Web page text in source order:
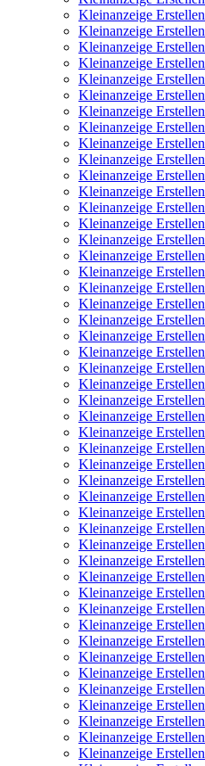
Kleinanzeige Erstellen
Kleinanzeige Erstellen
Kleinanzeige Erstellen
Kleinanzeige Erstellen
Kleinanzeige Erstellen
Kleinanzeige Erstellen
Kleinanzeige Erstellen
Kleinanzeige Erstellen
Kleinanzeige Erstellen
Kleinanzeige Erstellen
Kleinanzeige Erstellen
Kleinanzeige Erstellen
Kleinanzeige Erstellen
Kleinanzeige Erstellen
Kleinanzeige Erstellen
Kleinanzeige Erstellen
Kleinanzeige Erstellen
Kleinanzeige Erstellen
Kleinanzeige Erstellen
Kleinanzeige Erstellen
Kleinanzeige Erstellen
Kleinanzeige Erstellen
Kleinanzeige Erstellen
Kleinanzeige Erstellen
Kleinanzeige Erstellen
Kleinanzeige Erstellen
Kleinanzeige Erstellen
Kleinanzeige Erstellen
Kleinanzeige Erstellen
Kleinanzeige Erstellen
Kleinanzeige Erstellen
Kleinanzeige Erstellen
Kleinanzeige Erstellen
Kleinanzeige Erstellen
Kleinanzeige Erstellen
Kleinanzeige Erstellen
Kleinanzeige Erstellen
Kleinanzeige Erstellen
Kleinanzeige Erstellen
Kleinanzeige Erstellen
Kleinanzeige Erstellen
Kleinanzeige Erstellen
Kleinanzeige Erstellen
Kleinanzeige Erstellen
Kleinanzeige Erstellen
Kleinanzeige Erstellen
Kleinanzeige Erstellen